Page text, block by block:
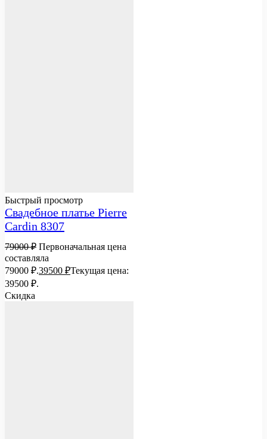
Быстрый просмотр
Свадебное платье Pierre
Cardin 8307
79000₽ Первоначальная цена
составляла
79000 ₽.39500 ₽Текущая цена:
39500 ₽.
Скидка